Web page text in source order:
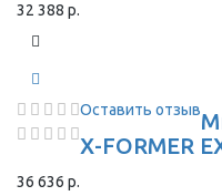
32 388 р.
Оставить отзыв
X-FORMER
36 636 р.